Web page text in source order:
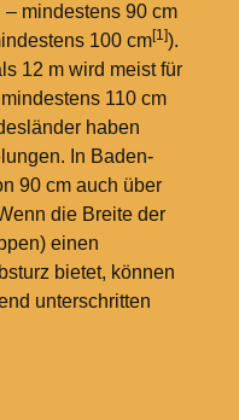
– mindestens 90 cm
100 cm[1]).
12 m wird meist für
110 cm
haben
In Baden-
90 cm auch über
die Breite der
einen
bietet, können
unterschritten